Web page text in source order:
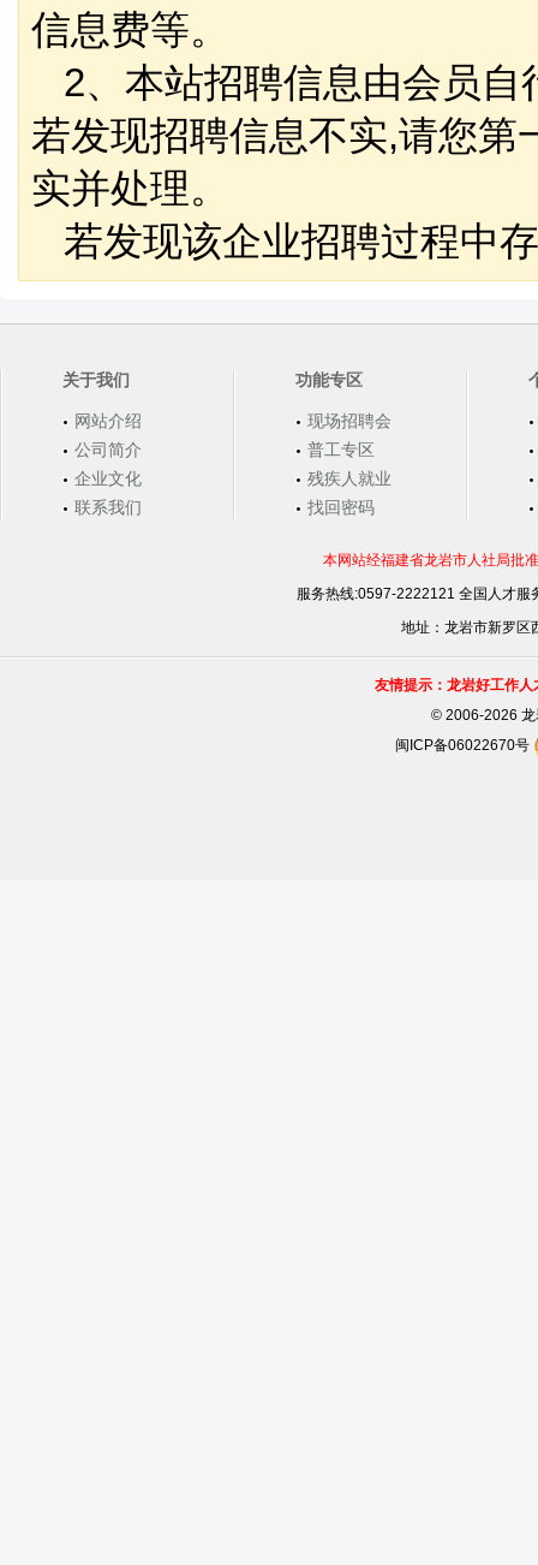
信息费等。
2、本站招聘信息由会员自
若发现招聘信息不实,请您第
实并处理。
若发现该企业招聘过程中
关于我们
网站介绍
公司简介
企业文化
联系我们
功能专区
现场招聘会
普工专区
残疾人就业
找回密码
本网站经福建省龙岩市人社局批
服务热线:0597-2222121 全国人才
地址：龙岩市新罗区
友情提示：龙岩好工作
©2006-2026 龙
闽ICP备06022670号